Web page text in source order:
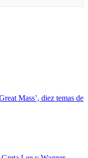
Mass’, diez temas de